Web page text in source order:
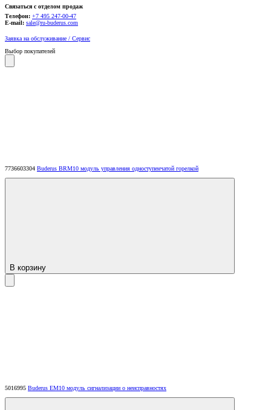
Связаться с отделом продаж
Телефон: +7 495 247-00-47
E-mail: sale@ru-buderus.com
Заявка на обслуживание / Сервис
Выбор покупателей
7736603304 Buderus BRM10 модуль управления одноступенчатой горелкой
В корзину
5016995 Buderus EM10 модуль сигнализации о неисправностях